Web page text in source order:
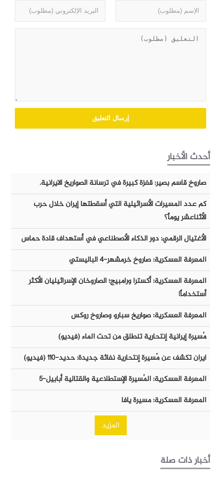
أحدث الأخبار
صاروخ قاسم بصير: قفزة كبيرة في ترسانة الصواريخ الايرانية.
كم عدد المسيرات الأسرائيلية التي أسقطتها إيران خلال حرب
الأثناعشر يوماً؟
الأغتيال الرقمي: دور الذكاء الأصطناعي في أستهداف قادة حماس
المعرفة العسكرية: صاروخ خرمشهر-٤ الباليستي
المعرفة العسكرية: أكسترا ورامبيج؛ الصاروخان الإسرائيليان الأكثر
أستخداماً!
المعرفة العسكرية: صواريخ سبارو وصاروخ روكس
مُسيرة إيرانية إنتحارية تنطلق من تحت الماء (فيديو)
ايران تكشف عن مُسيرة إنتحارية نفاثة جديدة: حديد-١١٠ (فيديو)
المعرفة العسكرية: المُسيرة الإستطلاعية والقتالية أبابيل-٥
المعرفة العسكرية: مسيرة يافا
المزيد
أخبار ذات صلة